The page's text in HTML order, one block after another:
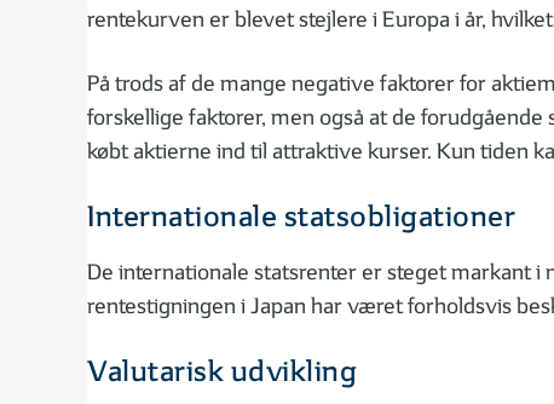
rentekurven er blevet stejlere i Europa i år,
På trods af de mange negative faktorer for
forskellige faktorer, men også at de
købt aktierne ind til attraktive kurser. Kun tiden
Internationale statsobligationer
De internationale statsrenter er steget markant i
rentestigningen i Japan har været forholdsvis
Valutarisk udvikling